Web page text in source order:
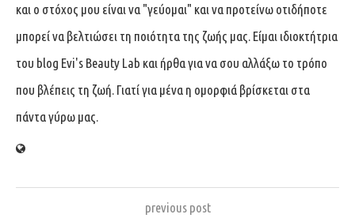
και ο στόχος μου είναι να "γεύομαι" και να προτείνω οτιδήποτε
μπορεί να βελτιώσει τη ποιότητα της ζωής μας. Είμαι ιδιοκτήτρια
του blog Evi's Beauty Lab και ήρθα για να σου αλλάξω το τρόπο
που βλέπεις τη ζωή. Γιατί για μένα η ομορφιά βρίσκεται στα
πάντα γύρω μας.
previous post